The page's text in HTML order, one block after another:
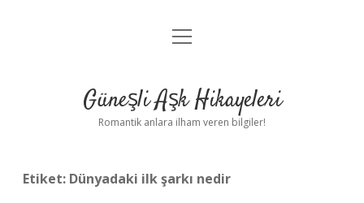
Anasayfa
Yasal Uyarı
menüyü
Güneşli Aşk Hikayeleri
Romantik anlara ilham veren bilgiler!
Etiket: Dünyadaki ilk şarkı nedir